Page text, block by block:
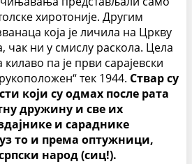
хиротоније. Другим
која је личила на Цркву
чак ни у смислу раскола. Цела
па је први сарајевски
тек 1944. Ствар су
који су одмах после рата
дружину и све их
и сараднике
то и према оптужници,
народ (сиц!).